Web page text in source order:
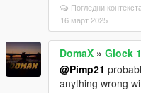
Погледни контекста
16 март 2025
DomaX » Glock
@Pimp21
anything wrong